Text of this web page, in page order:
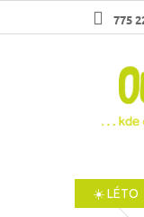
775
☀️ LÉTO